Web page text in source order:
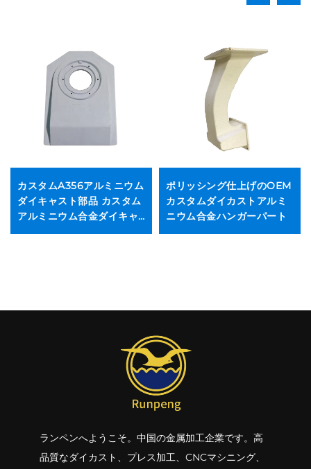
カスタムA356アルミニウム
ダイキャスト部品 カスタム
アルミニウム合金ダイキャ
スト
ポリッシング仕上げのOEM
カスタムダイカストアルミ
ニウム合金ハンガーパート
ランペンへようこそ。中国の金属加工企業です。高
品質なダイカスト、プレス加工、CNCマシニング、